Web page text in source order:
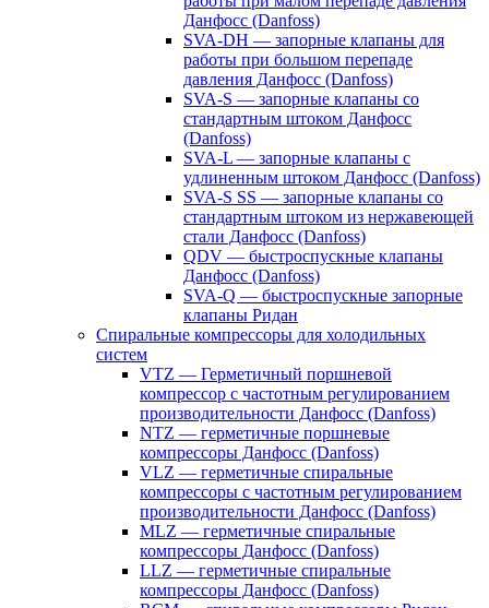
Данфосс (Danfoss)
SVA-DH — запорные клапаны для
работы при большом перепаде
давления Данфосс (Danfoss)
SVA-S — запорные клапаны со
стандартным штоком Данфосс
(Danfoss)
SVA-L — запорные клапаны с
удлиненным штоком Данфосс (Danfoss)
SVA-S SS — запорные клапаны со
стандартным штоком из нержавеющей
стали Данфосс (Danfoss)
QDV — быстроспускные клапаны
Данфосс (Danfoss)
SVA-Q — быстроспускные запорные
клапаны Ридан
Спиральные компрессоры для холодильных
систем
VTZ — Герметичный поршневой
компрессор с частотным регулированием
производительности Данфосс (Danfoss)
NTZ — герметичные поршневые
компрессоры Данфосс (Danfoss)
VLZ — герметичные спиральные
компрессоры с частотным регулированием
производительности Данфосс (Danfoss)
MLZ — герметичные спиральные
компрессоры Данфосс (Danfoss)
LLZ — герметичные спиральные
компрессоры Данфосс (Danfoss)